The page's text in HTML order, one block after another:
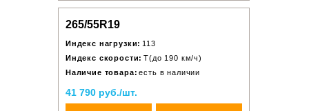
265/55R19
Индекс нагрузки: 113
Индекс скорости: T(до 190 км/ч)
Наличие товара: есть в наличии
41 790 руб./шт.